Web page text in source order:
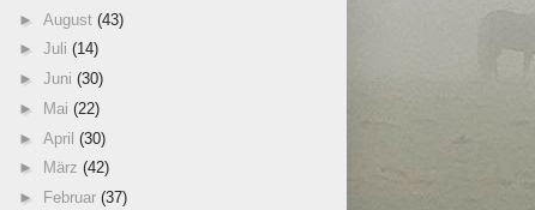
► August (43)
► Juli (14)
► Juni (30)
►
Mai (22)
► April (30)
►
März (42)
►
Februar (37)